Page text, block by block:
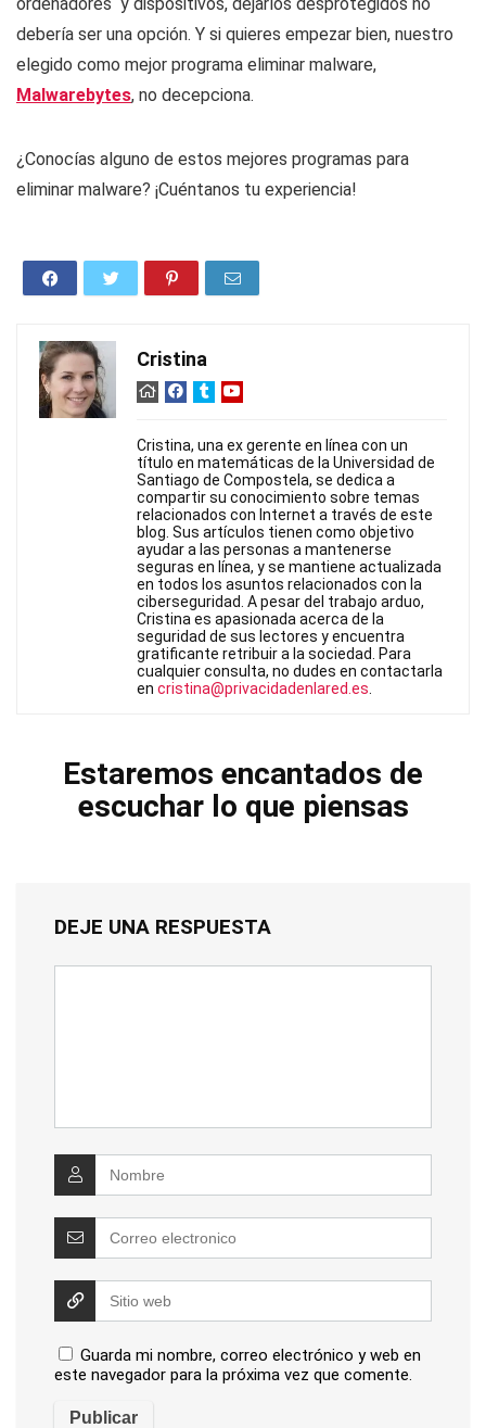
ordenadores y dispositivos, dejarlos desprotegidos no
debería ser una opción. Y si quieres empezar bien, nuestro
elegido como mejor programa eliminar malware,
Malwarebytes, no decepciona.
¿Conocías alguno de estos mejores programas para
eliminar malware? ¡Cuéntanos tu experiencia!
Cristina
Cristina, una ex gerente en línea con un
título en matemáticas de la Universidad de
Santiago de Compostela, se dedica a
compartir su conocimiento sobre temas
relacionados con Internet a través de este
blog. Sus artículos tienen como objetivo
ayudar a las personas a mantenerse
seguras en línea, y se mantiene actualizada
en todos los asuntos relacionados con la
ciberseguridad. A pesar del trabajo arduo,
Cristina es apasionada acerca de la
seguridad de sus lectores y encuentra
gratificante retribuir a la sociedad. Para
cualquier consulta, no dudes en contactarla
en cristina@privacidadenlared.es.
Estaremos encantados de
escuchar lo que piensas
DEJE UNA RESPUESTA
Guarda mi nombre, correo electrónico y web en
este navegador para la próxima vez que comente.